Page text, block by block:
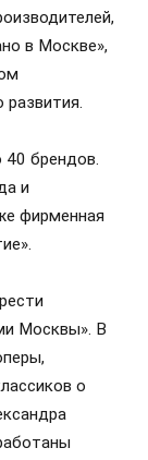
в Москве»,
развития.
40 брендов.
и
фирменная
Москвы». В
о